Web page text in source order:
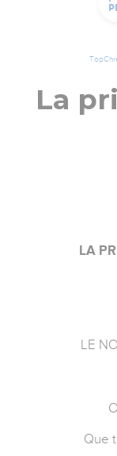
La
LA
LE
Que